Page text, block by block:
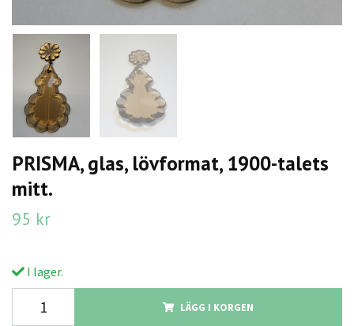
PRISMA, glas, lövformat, 1900-talets
mitt.
95 kr
I lager.
LÄGG I KORGEN